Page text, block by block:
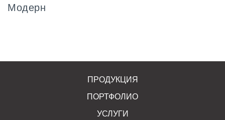
Модерн
ПРОДУКЦИЯ
ПОРТФОЛИО
УСЛУГИ